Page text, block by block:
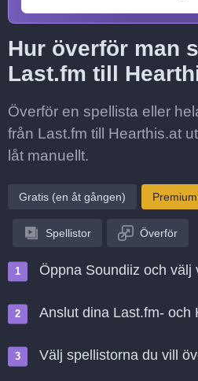
Hur överför man
Last.fm till
Överför en spellista eller
från Last.fm till Hearthis.at
låt manuellt.
Gratis (en åt gången)
Spellistor Överför
Öppna Soundiiz och välj
Anslut dina Last.fm- och
Välj spellistorna du vill